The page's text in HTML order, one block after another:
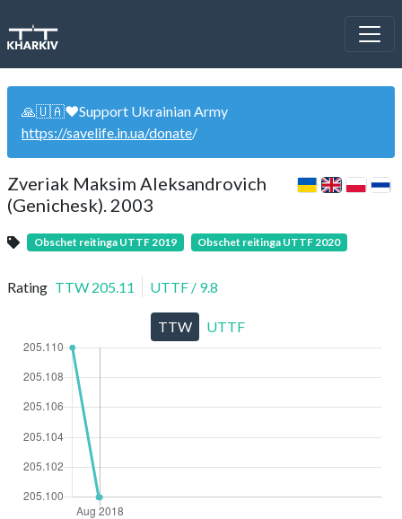
🙏🇺🇦❤️Support Ukrainian Army
https://savelife.in.ua/donate/
Zveriak Maksim Aleksandrovich
(Genichesk). 2003
Obschet reitinga UTTF 2019 Obschet reitinga UTTF 2020
Rating TTW 205.11 UTTF / 9.8
TTW UTTF